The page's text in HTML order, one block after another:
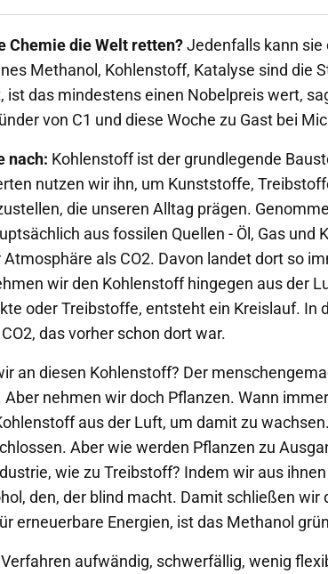
Chemie die Welt retten?Jedenfalls kann sie
Methanol, Kohlenstoff, Katalyse sind die
ist das mindestens einen Nobelpreis wert,
von C1 und diese Woche zu Gast bei
nach: Kohlenstoff ist der grundlegende
nutzen wir ihn, um Kunststoffe,
die unseren Alltag prägen.
aus fossilen Quellen - Öl, Gas und
als CO2. Davon landet dort so
wir den Kohlenstoff hingegen aus der
oder Treibstoffe, entsteht ein Kreislauf. In
das vorher schon dort war.
an diesen Kohlenstoff? Der
Aber nehmen wir doch Pflanzen. Wann
aus der Luft, um damit zu
Aber wie werden Pflanzen zu
wie zu Treibstoff? Indem wir aus
den, der blind macht. Damit schließen
erneuerbare Energien, ist das Methanol
aufwändig, schwerfällig, wenig